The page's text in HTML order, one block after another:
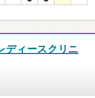
ディースクリニ